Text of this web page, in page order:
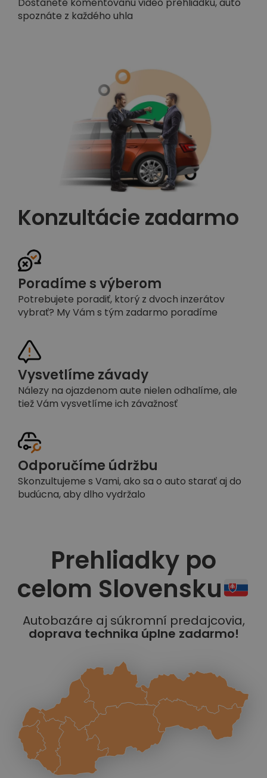
Dostanete komentovanú video prehliadku, auto
spoznáte z každého uhla
Konzultácie zadarmo
Poradíme s výberom
Potrebujete poradiť, ktorý z dvoch inzerátov
vybrať? My Vám s tým zadarmo poradíme
Vysvetlíme závady
Nálezy na ojazdenom aute nielen odhalíme, ale
tiež Vám vysvetlíme ich závažnosť
Odporučíme údržbu
Skonzultujeme s Vami, ako sa o auto starať aj do
budúcna, aby dlho vydržalo
Prehliadky po
celom Slovensku
Autobazáre aj súkromní predajcovia,
doprava technika úplne zadarmo!